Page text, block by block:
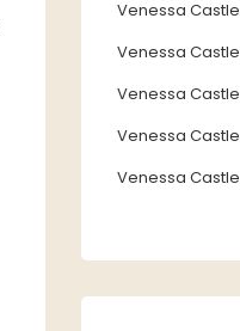
Venessa Castle
Venessa Castle
Venessa Castle
Venessa Castle
Venessa Castle